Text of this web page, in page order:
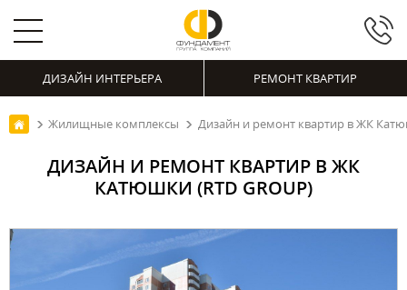
ДИЗАЙН ИНТЕРЬЕРА РЕМОНТ КВАРТИР
Жилищные комплексы Дизайн и ремонт квартир в ЖК
ДИЗАЙН И РЕМОНТ КВАРТИР В ЖК
КАТЮШКИ (RTD GROUP)